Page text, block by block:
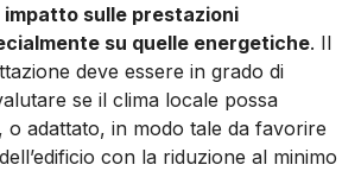
sulle prestazioni
su quelle energetiche. Il
deve essere in grado di
se il clima locale possa
o adattato, in modo tale da favorire
con la riduzione al minimo